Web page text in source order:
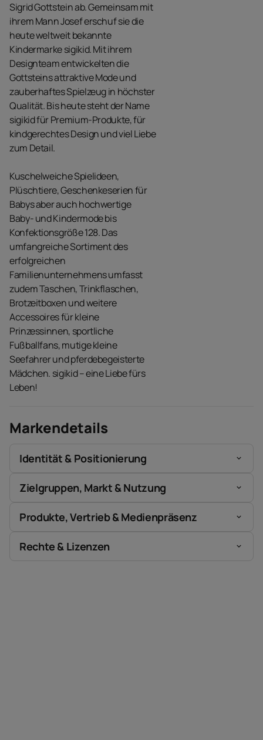
Sigrid Gottstein ab. Gemeinsam mit
ihrem Mann Josef erschuf sie die
heute weltweit bekannte
Kindermarke sigikid. Mit ihrem
Designteam entwickelten die
Gottsteins attraktive Mode und
zauberhaftes Spielzeug in höchster
Qualität. Bis heute steht der Name
sigikid für Premium-Produkte, für
kindgerechtes Design und viel Liebe
zum Detail.
Kuschelweiche Spielideen,
Plüschtiere, Geschenkeserien für
Babys aber auch hochwertige
Baby- und Kindermode bis
Konfektionsgröße 128. Das
umfangreiche Sortiment des
erfolgreichen
Familienunternehmens umfasst
zudem Taschen, Trinkflaschen,
Brotzeitboxen und weitere
Accessoires für kleine
Prinzessinnen, sportliche
Fußballfans, mutige kleine
Seefahrer und pferdebegeisterte
Mädchen. sigikid – eine Liebe fürs
Leben!
Markendetails
Identität & Positionierung
Zielgruppen, Markt & Nutzung
Produkte, Vertrieb & Medienpräsenz
Rechte & Lizenzen